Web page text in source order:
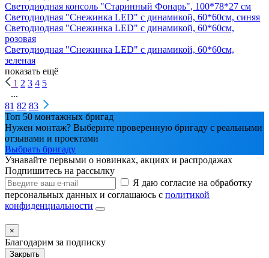
Светодиодная консоль "Старинный Фонарь", 100*78*27 см
Светодиодная "Снежинка LED" с динамикой, 60*60см, синяя
Светодиодная "Снежинка LED" с динамикой, 60*60см,
розовая
Светодиодная "Снежинка LED" с динамикой, 60*60см,
зеленая
показать ещё
1 2 3 4 5
...
81 82 83
Топ 50 монтажных бригад
Нужен монтаж? Выберите проверенную бригаду с реальными
отзывами и проектами
Выбрать бригаду
Узнавайте первыми о новинках, акциях и распродажах
Подпишитесь на рассылку
Я даю согласие на обработку
персональных данных и соглашаюсь с политикой
конфиденциальности
×
Благодарим за подписку
Закрыть